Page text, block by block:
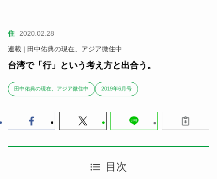
住
2020.02.28
連載 | 田中佑典の現在、アジア微住中
台湾で「行」という考え方と出合う。
田中佑典の現在、アジア微住中 2019年6月号
目次